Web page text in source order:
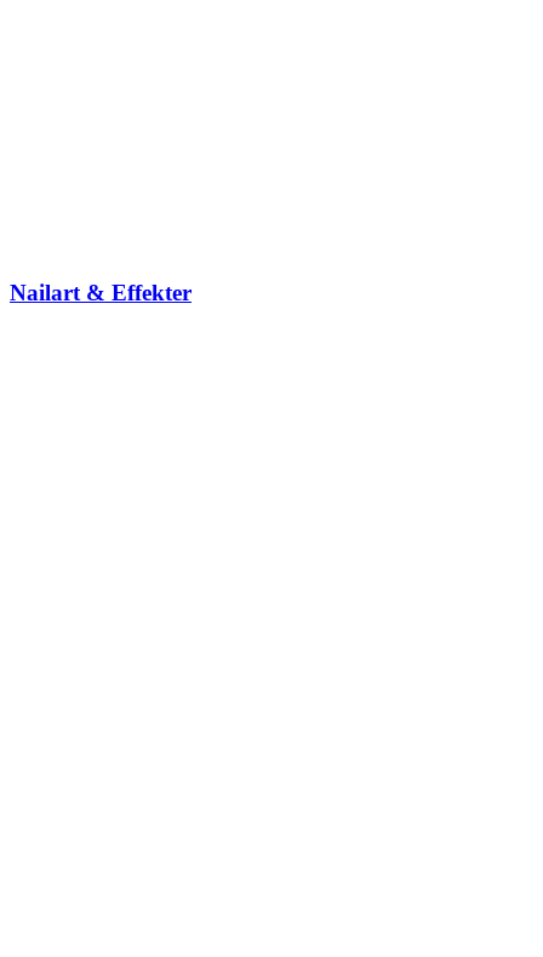
Nailart & Effekter